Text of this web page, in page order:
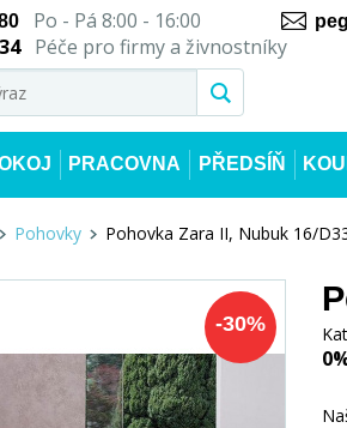
Po - Pá 8:00 - 16:00
Péče pro firmy a živnostníky
PRACOVNA PŘEDSÍŇ
Pohovky Pohovka Zara II, Nubuk 16/
-30%